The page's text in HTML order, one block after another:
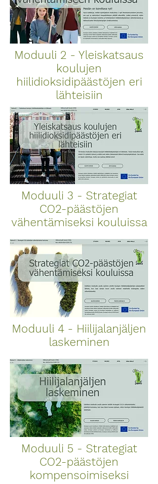
Moduuli 2 - Yleiskatsaus
koulujen
hiilidioksidipäästöjen eri
lähteisiin
Moduuli 3 - Strategiat
CO2-päästöjen
vähentämiseksi kouluissa
Moduuli 4 - Hiilijalanjäljen
laskeminen
Moduuli 5 - Strategiat
CO2-päästöjen
kompensoimiseksi